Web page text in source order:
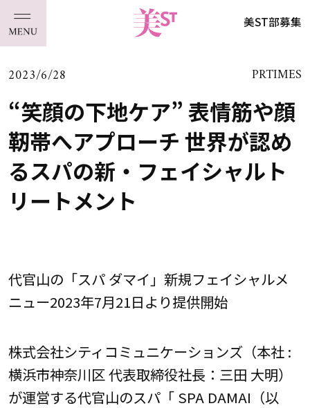
美ST部募集
2023/6/28 PRTIMES
“笑顔の下地ケア” 表情筋や顔
靭帯へアプローチ 世界が認め
るスパの新・フェイシャルト
リートメント
代官山の「スパ ダマイ」新規フェイシャルメ
ニュー2023年7月21日より提供開始
株式会社シティコミュニケーションズ（本社 :
横浜市神奈川区 代表取締役社長：三田 大明）
が運営する代官山のスパ「 SPA DAMAI（以